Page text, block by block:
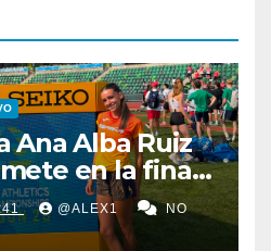
Ana Alba Ruiz
en la final
20 con el
de 4×400
@ALEX1 NO